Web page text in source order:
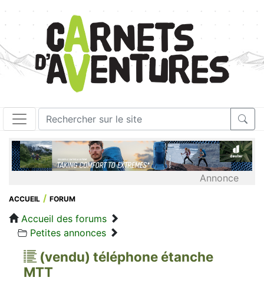
Annonce
ACCUEIL FORUM
Accueil des forums
Petites annonces
(vendu) téléphone étanche
MTT